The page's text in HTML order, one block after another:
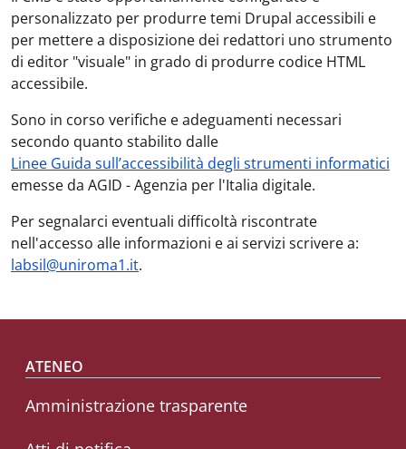
personalizzato per produrre temi Drupal accessibili e
per mettere a disposizione dei redattori uno strumento
di editor "visuale" in grado di produrre codice HTML
accessibile.
Sono in corso verifiche e adeguamenti necessari
secondo quanto stabilito dalle
Linee Guida sull’accessibilità degli strumenti informatici
emesse da AGID - Agenzia per l'Italia digitale.
Per segnalarci eventuali difficoltà riscontrate
nell'accesso alle informazioni e ai servizi scrivere a:
labsil@uniroma1.it.
Footer menu
ATENEO
Amministrazione trasparente